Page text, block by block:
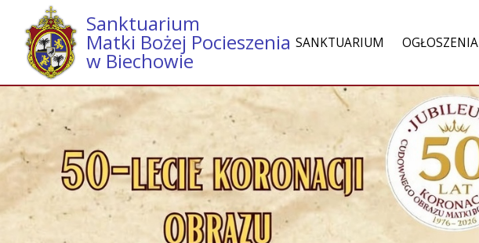
Sanktuarium
Matki Bożej Pocieszenia
w Biechowie
SANKTUARIUM OGŁOSZENIA